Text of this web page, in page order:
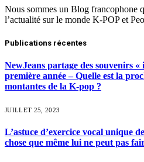
Nous sommes un Blog francophone
l’actualité sur le monde K-POP et
Publications récentes
NewJeans partage des souvenirs
première année – Quelle est la
montantes de la K-pop ?
JUILLET 25, 2023
L’astuce d’exercice vocal unique
chose que même lui ne peut pas